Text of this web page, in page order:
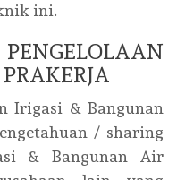
ini.
Irigasi & Bangunan
/ sharing
& Bangunan Air